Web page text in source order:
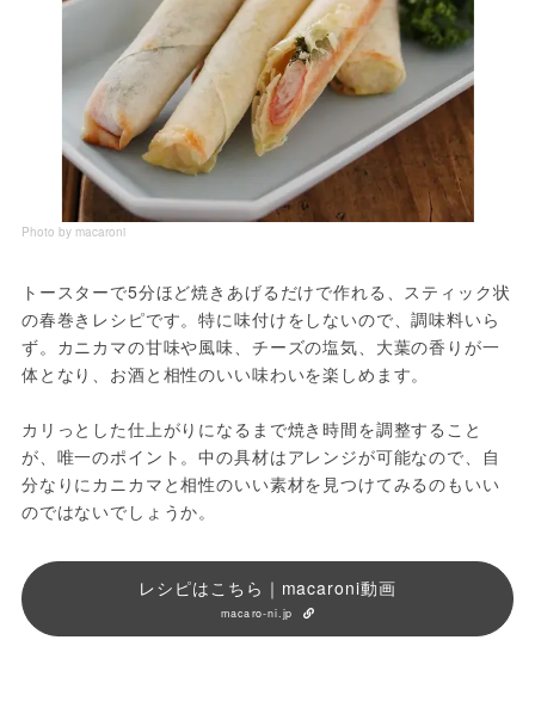
Photo by macaroni
トースターで5分ほど焼きあげるだけで作れる、スティック状
の春巻きレシピです。特に味付けをしないので、調味料いら
ず。カニカマの甘味や風味、チーズの塩気、大葉の香りが一
体となり、お酒と相性のいい味わいを楽しめます。
カリっとした仕上がりになるまで焼き時間を調整すること
が、唯一のポイント。中の具材はアレンジが可能なので、自
分なりにカニカマと相性のいい素材を見つけてみるのもいい
のではないでしょうか。
レシピはこちら｜macaroni動画
macaro-ni.jp